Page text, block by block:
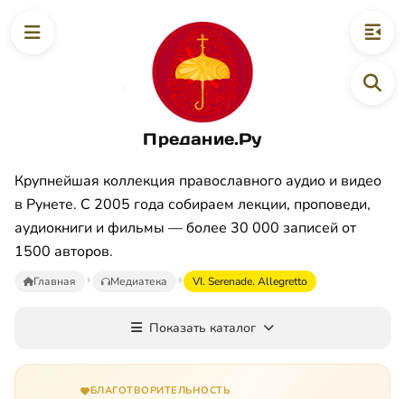
Предание.Ру
Крупнейшая коллекция православного аудио и видео
в Рунете. С 2005 года собираем лекции, проповеди,
аудиокниги и фильмы — более 30 000 записей от
1500 авторов.
Главная Медиатека VI. Serenade. Allegretto
Показать каталог
БЛАГОТВОРИТЕЛЬНОСТЬ